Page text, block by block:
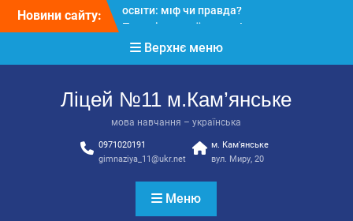
Новини сайту:
КЗ «Ліцей №11»
команди!
3 страхи, які найчастіше
виїхати з окупації
боротьби з дитячою
працею
Вступ з ТОТ до
українських закладів
освіти: міф чи правда?
Перевірте свої знання!
Верхнє меню
Ліцей №11 м.Кам’янське
мова навчання – українська
0971020191
gimnaziya_11@ukr.net
м. Кам'янське
вул. Миру, 20
Меню